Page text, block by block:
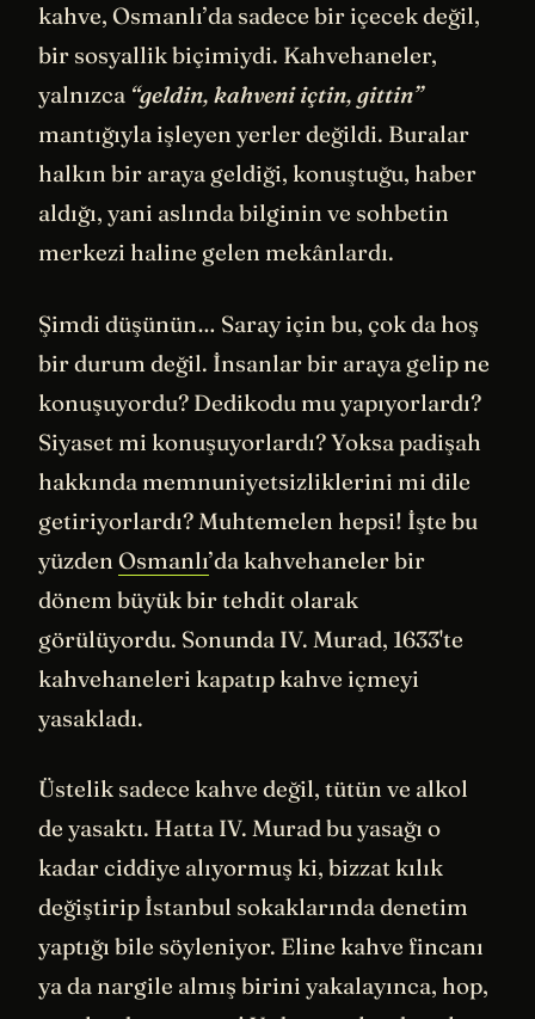
kahve, Osmanlı’da sadece bir içecek değil,
bir sosyallik biçimiydi. Kahvehaneler,
yalnızca “geldin, kahveni içtin, gittin”
mantığıyla işleyen yerler değildi. Buralar
halkın bir araya geldiği, konuştuğu, haber
aldığı, yani aslında bilginin ve sohbetin
merkezi haline gelen mekânlardı.
Şimdi düşünün… Saray için bu, çok da hoş
bir durum değil. İnsanlar bir araya gelip ne
konuşuyordu? Dedikodu mu yapıyorlardı?
Siyaset mi konuşuyorlardı? Yoksa padişah
hakkında memnuniyetsizliklerini mi dile
getiriyorlardı? Muhtemelen hepsi! İşte bu
yüzden Osmanlı’da kahvehaneler bir
dönem büyük bir tehdit olarak
görülüyordu. Sonunda IV. Murad, 1633'te
kahvehaneleri kapatıp kahve içmeyi
yasakladı.
Üstelik sadece kahve değil, tütün ve alkol
de yasaktı. Hatta IV. Murad bu yasağı o
kadar ciddiye alıyormuş ki, bizzat kılık
değiştirip İstanbul sokaklarında denetim
yaptığı bile söyleniyor. Eline kahve fincanı
ya da nargile almış birini yakalayınca, hop,